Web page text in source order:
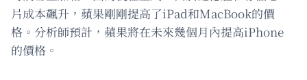
片成本飆升，蘋果剛剛提高了iPad和MacBook的價
格。分析師預計，蘋果將在未來幾個月內提高iPhone
的價格。